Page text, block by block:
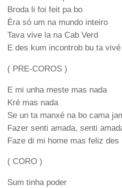
Broda li foi feit pa bo
Éra só um na mundo inteiro
Tava vive la na Cab Verd
E des kum incontrob bu ta
( PRE-COROS )
E mi unha meste mas nada
Kré mas nada
Se un ta manxé na bo cama
Fazer senti amada, senti
Faze di mi home mas feliz des
( CORO )
Sum tinha poder